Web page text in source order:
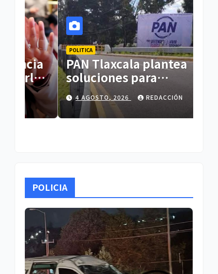
POLITICA
PAN Tlaxcala plantea
soluciones para
recuperar una educación
de calidad
4 AGOSTO, 2026 REDACCIÓN
POLICIA